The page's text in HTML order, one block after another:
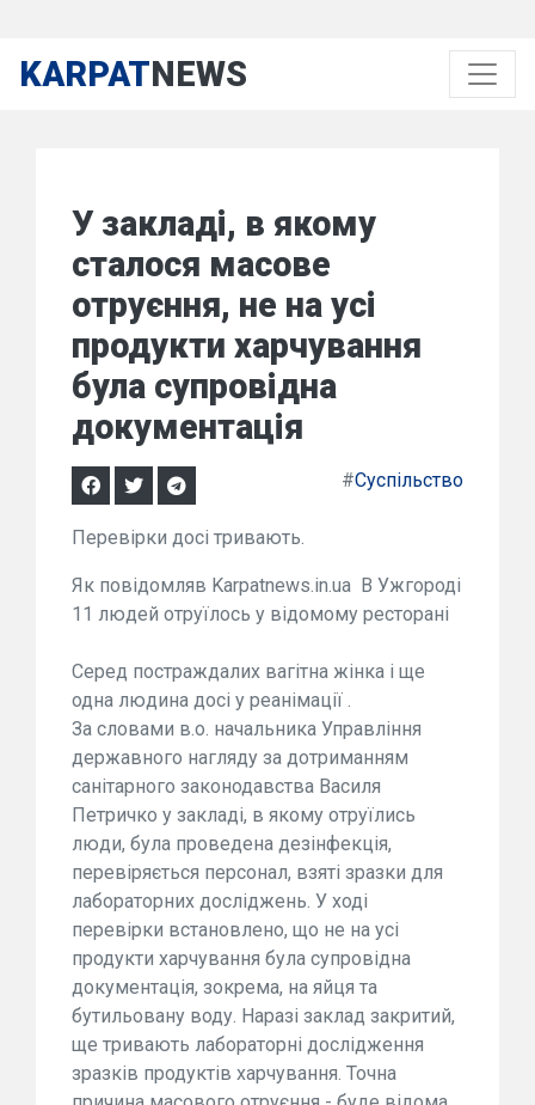
KARPATNEWS
У закладі, в якому
сталося масове
отруєння, не на усі
продукти харчування
була супровідна
документація
#Суспільство
Перевірки досі тривають.
Як повідомляв Karpatnews.in.ua В Ужгороді
11 людей отруїлось у відомому ресторані
Серед постраждалих вагітна жінка і ще
одна людина досі у реанімації .
За словами в.о. начальника Управління
державного нагляду за дотриманням
санітарного законодавства Василя
Петричко у закладі, в якому отруїлись
люди, була проведена дезінфекція,
перевіряється персонал, взяті зразки для
лабораторних досліджень. У ході
перевірки встановлено, що не на усі
продукти харчування була супровідна
документація, зокрема, на яйця та
бутильовану воду. Наразі заклад закритий,
ще тривають лабораторні дослідження
зразків продуктів харчування. Точна